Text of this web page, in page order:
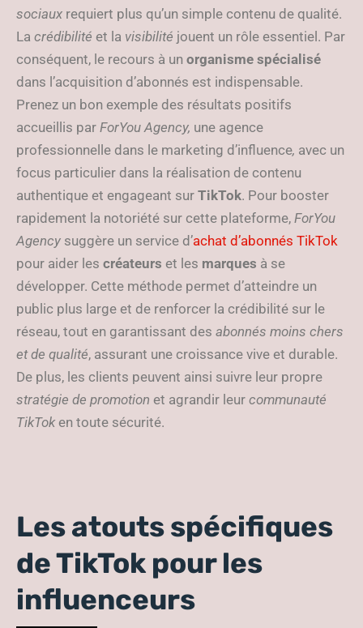
sociaux requiert plus qu’un simple contenu de qualité.
La crédibilité et la visibilité jouent un rôle essentiel. Par
conséquent, le recours à un organisme spécialisé
dans l’acquisition d’abonnés est indispensable.
Prenez un bon exemple des résultats positifs
accueillis par ForYou Agency, une agence
professionnelle dans le marketing d’influence, avec un
focus particulier dans la réalisation de contenu
authentique et engageant sur TikTok. Pour booster
rapidement la notoriété sur cette plateforme, ForYou
Agency suggère un service d’achat d’abonnés TikTok
pour aider les créateurs et les marques à se
développer. Cette méthode permet d’atteindre un
public plus large et de renforcer la crédibilité sur le
réseau, tout en garantissant des abonnés moins chers
et de qualité, assurant une croissance vive et durable.
De plus, les clients peuvent ainsi suivre leur propre
stratégie de promotion et agrandir leur communauté
TikToken toute sécurité.
Les atouts spécifiques
de TikTok pour les
influenceurs